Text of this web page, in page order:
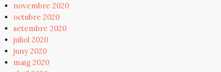
novembre 2020
octubre 2020
setembre 2020
juliol 2020
juny 2020
maig 2020